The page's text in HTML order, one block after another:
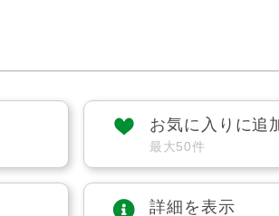
お気に入りに追
最大50件
詳細を表示